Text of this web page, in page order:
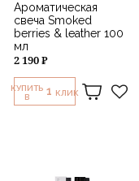
Ароматическая
свеча Smoked
berries & leather 100
мл
2 190 ₽
КУПИТЬ
В
1 КЛИК